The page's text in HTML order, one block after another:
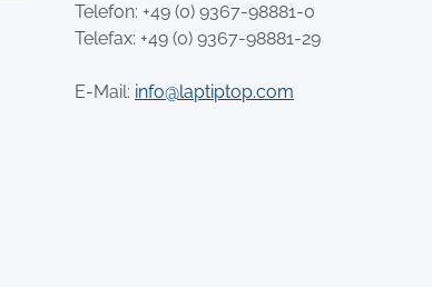
Telefon: +49 (0) 9367-98881-0
Telefax: +49 (0) 9367-98881-29
E-Mail: info@laptiptop.com